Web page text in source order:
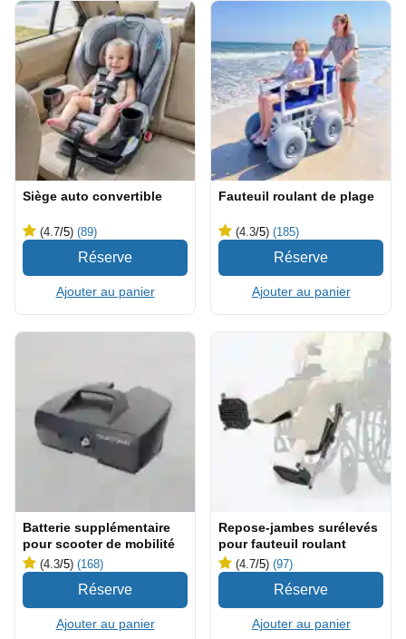
Siège auto convertible
(4.7/5) (89)
Ajouter au panier
Fauteuil roulant de plage
(4.3/5) (185)
Ajouter au panier
Batterie supplémentaire
pour scooter de mobilité
(4.3/5) (168)
Ajouter au panier
Repose-jambes surélevés
pour fauteuil roulant
(4.7/5) (97)
Ajouter au panier